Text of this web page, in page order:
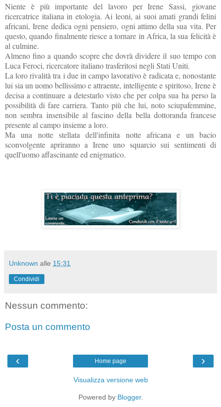
Niente è più importante del lavoro per Irene Sassi, giovane
ricercatrice italiana in etologia. Ai leoni, ai suoi amati grandi felini
africani, Irene dedica ogni pensiero, ogni attimo della sua vita. Per
questo, quando finalmente riesce a tornare in Africa, la sua felicità è
al culmine.
Almeno fino a quando scopre che dovrà dividere il suo tempo con
Luca Feroci, ricercatore italiano trasferitosi negli Stati Uniti.
La loro rivalità tra i due in campo lavorativo è radicata e, nonostante
lui sia un uomo bellissimo e attraente, intelligente e spiritoso, Irene è
decisa a continuare a detestarlo visto che per colpa sua ha perso la
possibilità di fare carriera. Tanto più che lui, noto sciupafemmine,
non sembra insensibile al fascino della bella dottoranda francese
presente al campo insieme a loro.
Ma una notte stellata dell'infinita notte africana e un bacio
sconvolgente apriranno a Irene uno squarcio sui sentimenti di
quell'uomo affascinante ed enigmatico.
Unknown alle 15:31
Condividi
Nessun commento:
Posta un commento
‹ ›
Home page
Visualizza versione web
Powered by Blogger.